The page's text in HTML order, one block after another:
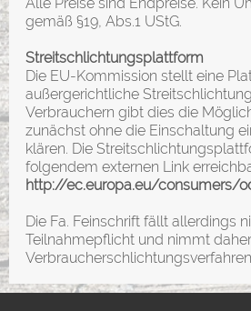
gemäß §19, Abs.1 UStG.
Streitschlichtungsplattform
Die EU-Kommission stellt eine
außergerichtliche
Verbrauchern gibt dies die
zunächst ohne die Einschaltung
klären. Die
folgendem externen Link
http://ec.europa.eu/consumers/
Die Fa. Feinschrift fällt allerdings
Teilnahmepflicht und nimmt
Verbraucherschlichtungsverfahren